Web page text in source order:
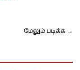
மேலும் படிக்க →